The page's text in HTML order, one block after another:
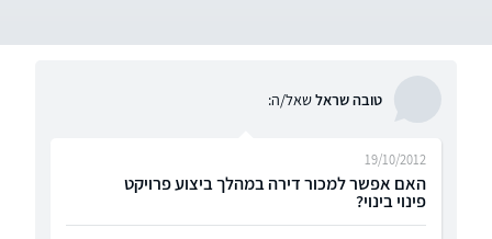
טובה שראלשאל/ה:
האם אפשר למכור דירה במהלך ביצוע פרויקט
פינוי בינוי?
19/10/2012